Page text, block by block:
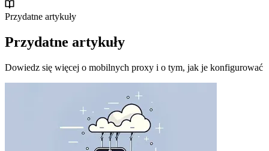
Przydatne artykuły
Przydatne artykuły
Dowiedz się więcej o mobilnych proxy i o tym, jak je konfigurować